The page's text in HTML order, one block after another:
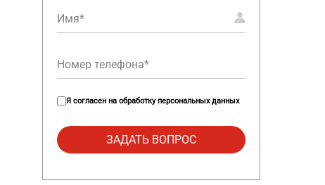
Я согласен на обработку персональных данных